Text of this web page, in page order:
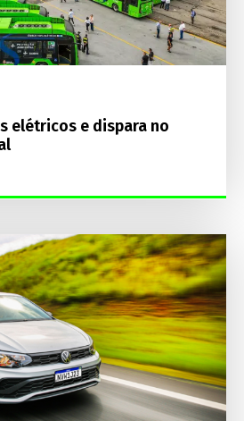
elétricos e dispara no